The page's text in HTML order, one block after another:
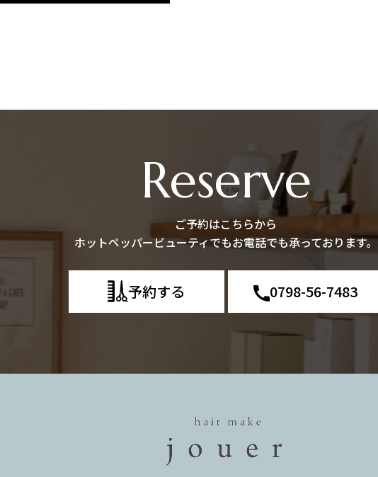
Reserve
ご予約はこちらから
ホットペッパービューティでもお電話でも承っております。
予約する 0798-56-7483